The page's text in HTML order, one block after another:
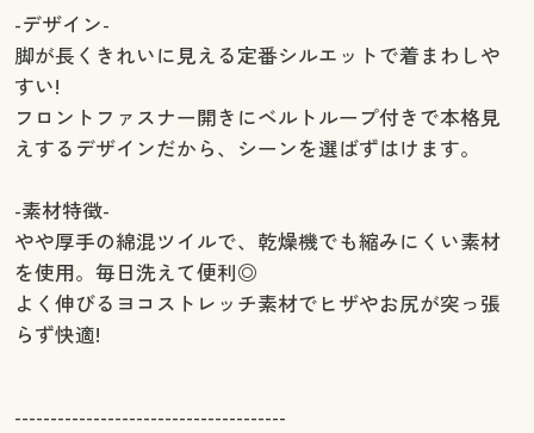
-デザイン-
脚が長くきれいに見える定番シルエットで着まわしや
すい!
フロントファスナー開きにベルトループ付きで本格見
えするデザインだから、シーンを選ばずはけます。
-素材特徴-
やや厚手の綿混ツイルで、乾燥機でも縮みにくい素材
を使用。毎日洗えて便利◎
よく伸びるヨコストレッチ素材でヒザやお尻が突っ張
らず快適!
--------------------------------------